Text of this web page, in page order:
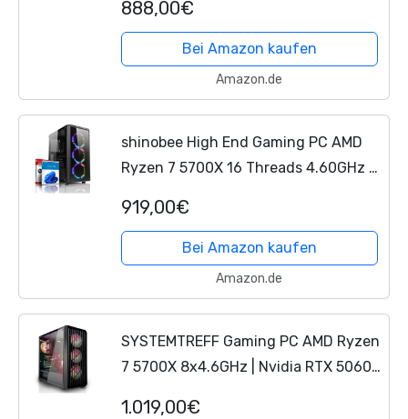
DDR4-1 TB SSD - Windows 11 - WLAN
- Gamer PC Computer Rechner...
888,00€
Bei Amazon kaufen
Amazon.de
shinobee High End Gaming PC AMD
Ryzen 7 5700X 16 Threads 4.60GHz -
DDR4-1 TB SSD NVME - Windows 11 -
WLAN - Gamer PC Computer...
919,00€
Bei Amazon kaufen
Amazon.de
SYSTEMTREFF Gaming PC AMD Ryzen
7 5700X 8x4.6GHz | Nvidia RTX 5060
1.019,00€